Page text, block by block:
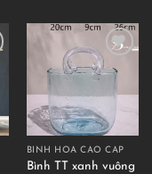
BÌNH HOA CAO CẤP
Bình TT xanh vuông